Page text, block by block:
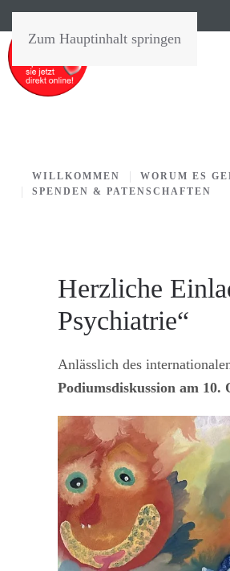
Zum Hauptinhalt springen
WILLKOMMEN WORUM ES
SPENDEN & PATENSCHAFTEN
Herzliche
Psychiatrie“
Anlässlich des
Podiumsdiskussion am